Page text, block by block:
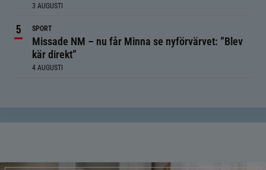
3 AUGUSTI
SPORT
Missade NM – nu får Minna se nyförvärvet: ”Blev
kär direkt”
4 AUGUSTI